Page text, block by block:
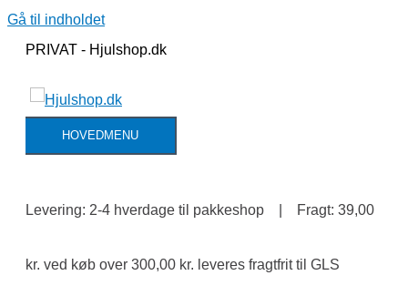
Gå til indholdet
PRIVAT - Hjulshop.dk
HOVEDMENU
Levering: 2-4 hverdage til pakkeshop | Fragt: 39,00
kr. ved køb over 300,00 kr. leveres fragtfrit til GLS